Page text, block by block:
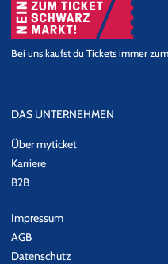
Bei uns kaufst du Tickets immer
DAS UNTERNEHMEN
Über myticket
Karriere
B2B
Impressum
AGB
Datenschutz